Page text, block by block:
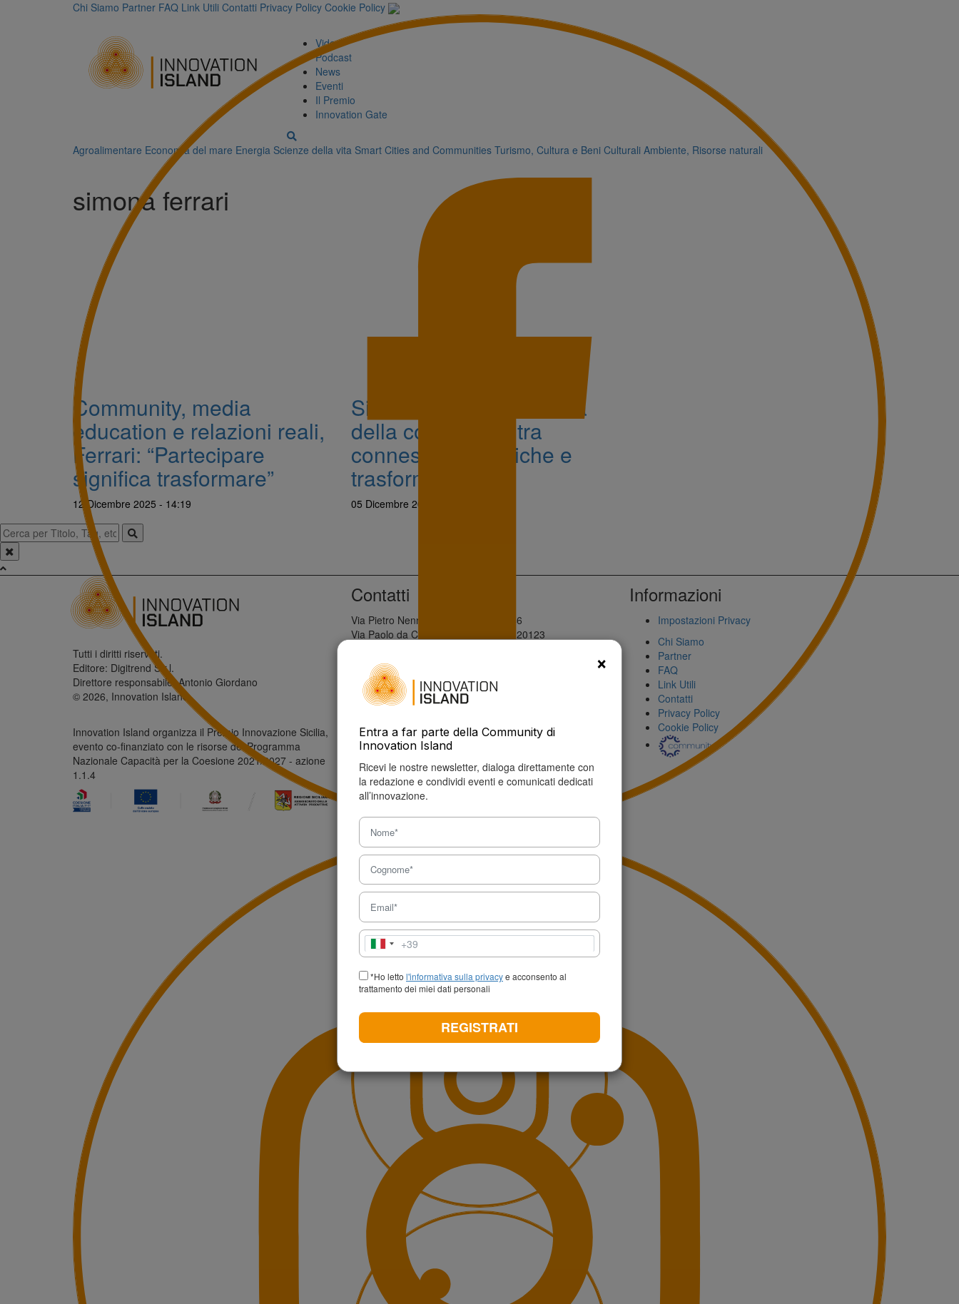
Chi Siamo Partner FAQ Link Utili Contatti Privacy Policy Cookie Policy
Video
Podcast
News
Eventi
Il Premio
Innovation Gate
Agroalimentare Economia del mare Energia Scienze della vita Smart Cities and Communities Turismo, Cultura e Beni Culturali Ambiente, Risorse naturali
simona ferrari
Community, media
education e relazioni reali,
Ferrari: “Partecipare
significa trasformare”
12 Dicembre 2025 - 14:19
Simona Ferrari e la forza
della community, tra
connessioni, pratiche e
trasformazione
05 Dicembre 2025 - 14:14
Tutti i diritti riservati.
Editore: Digitrend S.r.l.
Direttore responsabile: Antonio Giordano
© 2026, Innovation Island
Innovation Island organizza il Premio Innovazione Sicilia,
evento co-finanziato con le risorse del Programma
Nazionale Capacità per la Coesione 2021/2027 - azione
1.1.4
Contatti
Via Pietro Nenni, 28 - Palermo, 90146
Via Paolo da Cannobio, 10 - Milano, 20123
Tel: +39 327 621 5632
info@innovationisland.it
Informazioni
Impostazioni Privacy
Chi Siamo
Partner
FAQ
Link Utili
Contatti
Privacy Policy
Cookie Policy
×
Entra a far parte della Community di
Innovation Island
Ricevi le nostre newsletter, dialoga direttamente con
la redazione e condividi eventi e comunicati dedicati
all’innovazione.
Italia
+39
+39
*Ho letto l'informativa sulla privacye acconsento al
trattamento dei miei dati personali
REGISTRATI